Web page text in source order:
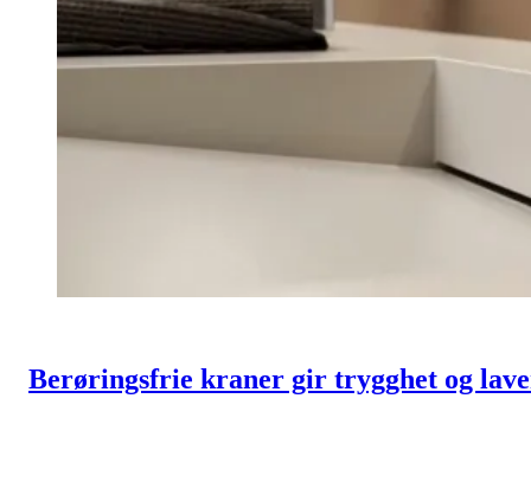
Berøringsfrie kraner gir trygghet og